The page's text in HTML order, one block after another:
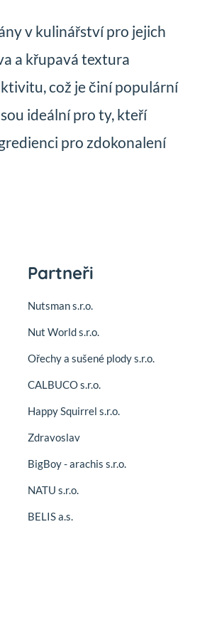
v kulinářství pro jejich
a křupavá textura
což je činí populární
ideální pro ty, kteří
pro zdokonalení
Partneři
Nutsman s.r.o.
Nut World s.r.o.
Ořechy a sušené plody s.r.o.
CALBUCO s.r.o.
Happy Squirrel s.r.o.
Zdravoslav
BigBoy - arachis s.r.o.
NATU s.r.o.
BELIS a.s.